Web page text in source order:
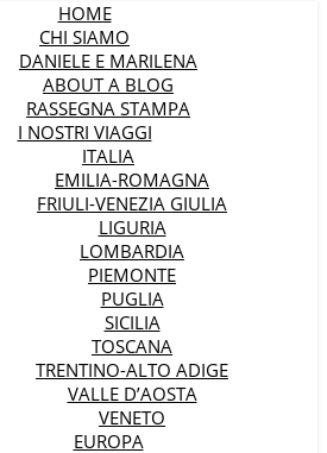
HOME
CHI SIAMO
DANIELE E MARILENA
ABOUT A BLOG
RASSEGNA STAMPA
I NOSTRI VIAGGI
ITALIA
EMILIA-ROMAGNA
FRIULI-VENEZIA GIULIA
LIGURIA
LOMBARDIA
PIEMONTE
PUGLIA
SICILIA
TOSCANA
TRENTINO-ALTO ADIGE
VALLE D’AOSTA
VENETO
EUROPA